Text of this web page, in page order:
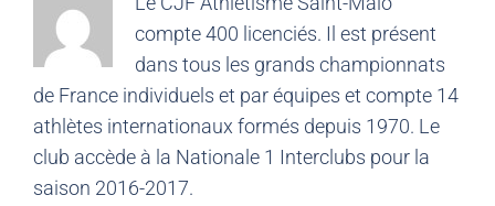
compte 400 licenciés. Il est présent
dans tous les grands championnats
de France individuels et par équipes et compte 14
athlètes internationaux formés depuis 1970. Le
club accède à la Nationale 1 Interclubs pour la
saison 2016-2017.